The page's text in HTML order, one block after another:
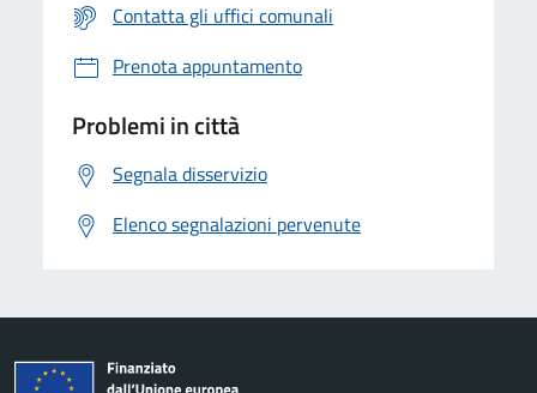
Contatta gli uffici comunali
Prenota appuntamento
Problemi in città
Segnala disservizio
Elenco segnalazioni pervenute